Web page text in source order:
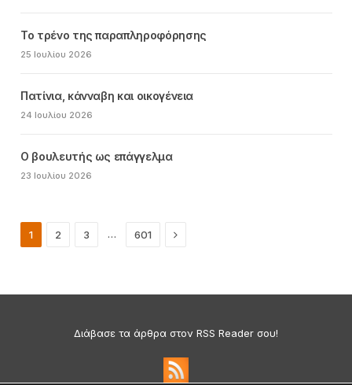
Το τρένο της παραπληροφόρησης
25 Ιουλίου 2026
Πατίνια, κάνναβη και οικογένεια
24 Ιουλίου 2026
Ο βουλευτής ως επάγγελμα
23 Ιουλίου 2026
1 2 3 … 601 Next
Διάβασε τα άρθρα στον RSS Reader σου!